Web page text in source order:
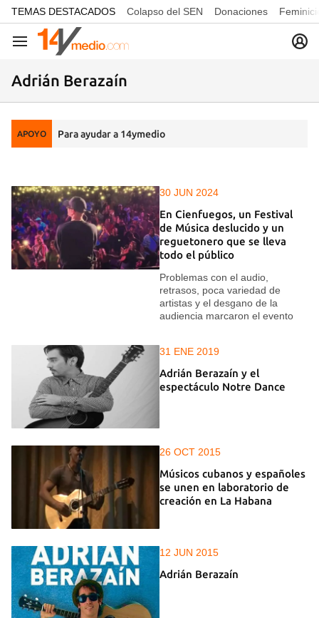
common.go-to-content
TEMAS DESTACADOS Colapso del SEN Donaciones
Navegación
Adrián Berazaín
APOYO Para ayudar a 14ymedio
30 JUN 2024
En Cienfuegos, un Festival
de Música deslucido y un
reguetonero que se lleva
todo el público
Problemas con el audio,
retrasos, poca variedad de
artistas y el desgano de la
audiencia marcaron el evento
31 ENE 2019
Adrián Berazaín y el
espectáculo Notre Dance
26 OCT 2015
Músicos cubanos y españoles
se unen en laboratorio de
creación en La Habana
12 JUN 2015
Adrián Berazaín